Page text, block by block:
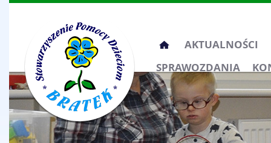
Przeskocz
do
treści
AKTUALNOŚCI
SPRAWOZDANIA